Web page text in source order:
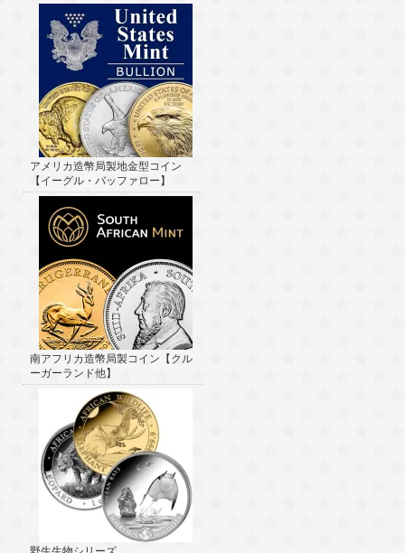
アメリカ造幣局製地金型コイン
【イーグル・バッファロー】
南アフリカ造幣局製コイン【クル
ーガーランド他】